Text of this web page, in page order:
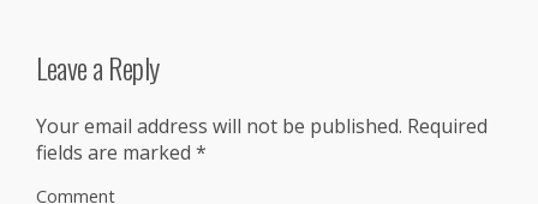
Leave a Reply
Your email address will not be published. Required
fields are marked *
Comment